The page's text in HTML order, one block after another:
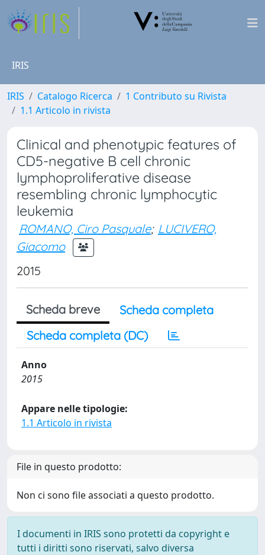
IRIS
IRIS Catalogo Ricerca
1 Contributo su Rivista
1.1 Articolo in rivista
Clinical and phenotypic features of
CD5-negative B cell chronic
lymphoproliferative disease
resembling chronic lymphocytic
leukemia
ROMANO, Ciro Pasquale; LUCIVERO,
Giacomo
2015
Scheda breve
Scheda completa
Scheda completa (DC)
Anno
2015
Appare nelle tipologie:
1.1 Articolo in rivista
File in questo prodotto:
Non ci sono file associati a questo prodotto.
I documenti in IRIS sono protetti da copyright e
tutti i diritti sono riservati, salvo diversa